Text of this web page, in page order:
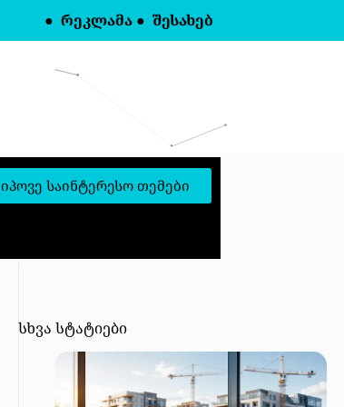
● რეკლამა● შესახებ
იპოვე საინტერესო თემები
სხვა სტატიები